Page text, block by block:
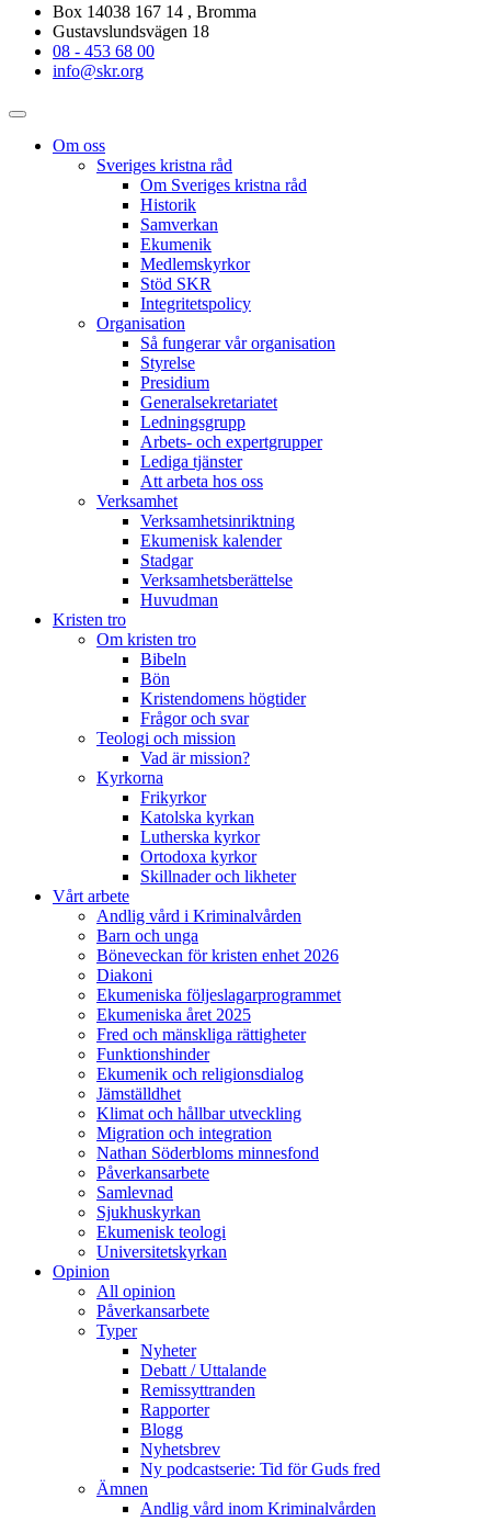
Box 14038 167 14 , Bromma
Gustavslundsvägen 18
08 - 453 68 00
info@skr.org
Om oss
Sveriges kristna råd
Om Sveriges kristna råd
Historik
Samverkan
Ekumenik
Medlemskyrkor
Stöd SKR
Integritetspolicy
Organisation
Så fungerar vår organisation
Styrelse
Presidium
Generalsekretariatet
Ledningsgrupp
Arbets- och expertgrupper
Lediga tjänster
Att arbeta hos oss
Verksamhet
Verksamhetsinriktning
Ekumenisk kalender
Stadgar
Verksamhetsberättelse
Huvudman
Kristen tro
Om kristen tro
Bibeln
Bön
Kristendomens högtider
Frågor och svar
Teologi och mission
Vad är mission?
Kyrkorna
Frikyrkor
Katolska kyrkan
Lutherska kyrkor
Ortodoxa kyrkor
Skillnader och likheter
Vårt arbete
Andlig vård i Kriminalvården
Barn och unga
Böneveckan för kristen enhet 2026
Diakoni
Ekumeniska följeslagarprogrammet
Ekumeniska året 2025
Fred och mänskliga rättigheter
Funktionshinder
Ekumenik och religionsdialog
Jämställdhet
Klimat och hållbar utveckling
Migration och integration
Nathan Söderbloms minnesfond
Påverkansarbete
Samlevnad
Sjukhuskyrkan
Ekumenisk teologi
Universitetskyrkan
Opinion
All opinion
Påverkansarbete
Typer
Nyheter
Debatt / Uttalande
Remissyttranden
Rapporter
Blogg
Nyhetsbrev
Ny podcastserie: Tid för Guds fred
Ämnen
Andlig vård inom Kriminalvården